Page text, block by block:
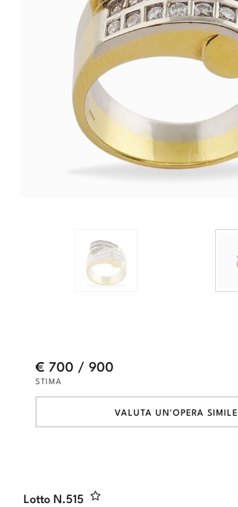
Lotto N.515
€ 700 / 900
STIMA
VALUTA UN'OPERA SIMILE